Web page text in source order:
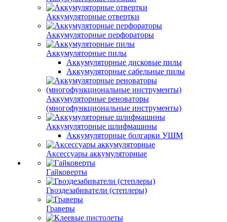
Аккумуляторные отвертки
Аккумуляторные перфораторы
Аккумуляторные пилы
Аккумуляторные дисковые пилы
Аккумуляторные сабельные пилы
Аккумуляторные реноваторы
(многофункциональные инструменты)
Аккумуляторные шлифмашины
Аккумуляторные болгарки УШМ
Аксессуары аккумуляторные
Гайковерты
Гвоздезабиватели (степлеры)
Граверы